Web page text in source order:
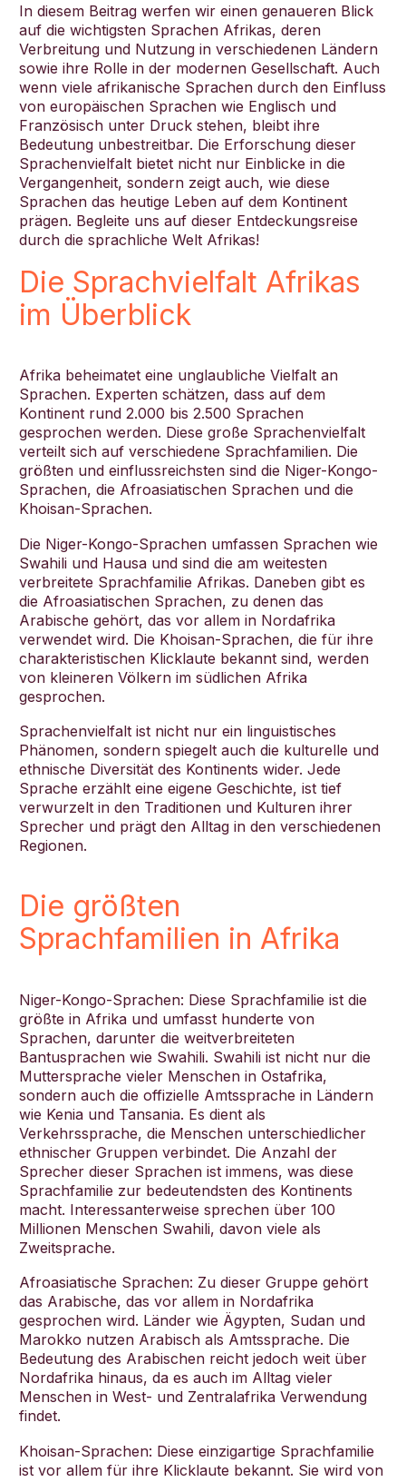
In diesem Beitrag werfen wir einen genaueren Blick
auf die wichtigsten Sprachen Afrikas, deren
Verbreitung und Nutzung in verschiedenen Ländern
sowie ihre Rolle in der modernen Gesellschaft. Auch
wenn viele afrikanische Sprachen durch den Einfluss
von europäischen Sprachen wie Englisch und
Französisch unter Druck stehen, bleibt ihre
Bedeutung unbestreitbar. Die Erforschung dieser
Sprachenvielfalt bietet nicht nur Einblicke in die
Vergangenheit, sondern zeigt auch, wie diese
Sprachen das heutige Leben auf dem Kontinent
prägen. Begleite uns auf dieser Entdeckungsreise
durch die sprachliche Welt Afrikas!
Die Sprachvielfalt Afrikas
im Überblick
Afrika beheimatet eine unglaubliche Vielfalt an
Sprachen. Experten schätzen, dass auf dem
Kontinent rund 2.000 bis 2.500 Sprachen
gesprochen werden. Diese große Sprachenvielfalt
verteilt sich auf verschiedene Sprachfamilien. Die
größten und einflussreichsten sind die Niger-Kongo-
Sprachen, die Afroasiatischen Sprachen und die
Khoisan-Sprachen.
Die Niger-Kongo-Sprachen umfassen Sprachen wie
Swahili und Hausa und sind die am weitesten
verbreitete Sprachfamilie Afrikas. Daneben gibt es
die Afroasiatischen Sprachen, zu denen das
Arabische gehört, das vor allem in Nordafrika
verwendet wird. Die Khoisan-Sprachen, die für ihre
charakteristischen Klicklaute bekannt sind, werden
von kleineren Völkern im südlichen Afrika
gesprochen.
Sprachenvielfalt ist nicht nur ein linguistisches
Phänomen, sondern spiegelt auch die kulturelle und
ethnische Diversität des Kontinents wider. Jede
Sprache erzählt eine eigene Geschichte, ist tief
verwurzelt in den Traditionen und Kulturen ihrer
Sprecher und prägt den Alltag in den verschiedenen
Regionen.
Die größten
Sprachfamilien in Afrika
Niger-Kongo-Sprachen: Diese Sprachfamilie ist die
größte in Afrika und umfasst hunderte von
Sprachen, darunter die weitverbreiteten
Bantusprachen wie Swahili. Swahili ist nicht nur die
Muttersprache vieler Menschen in Ostafrika,
sondern auch die offizielle Amtssprache in Ländern
wie Kenia und Tansania. Es dient als
Verkehrssprache, die Menschen unterschiedlicher
ethnischer Gruppen verbindet. Die Anzahl der
Sprecher dieser Sprachen ist immens, was diese
Sprachfamilie zur bedeutendsten des Kontinents
macht. Interessanterweise sprechen über 100
Millionen Menschen Swahili, davon viele als
Zweitsprache.
Afroasiatische Sprachen: Zu dieser Gruppe gehört
das Arabische, das vor allem in Nordafrika
gesprochen wird. Länder wie Ägypten, Sudan und
Marokko nutzen Arabisch als Amtssprache. Die
Bedeutung des Arabischen reicht jedoch weit über
Nordafrika hinaus, da es auch im Alltag vieler
Menschen in West- und Zentralafrika Verwendung
findet.
Khoisan-Sprachen: Diese einzigartige Sprachfamilie
ist vor allem für ihre Klicklaute bekannt. Sie wird von